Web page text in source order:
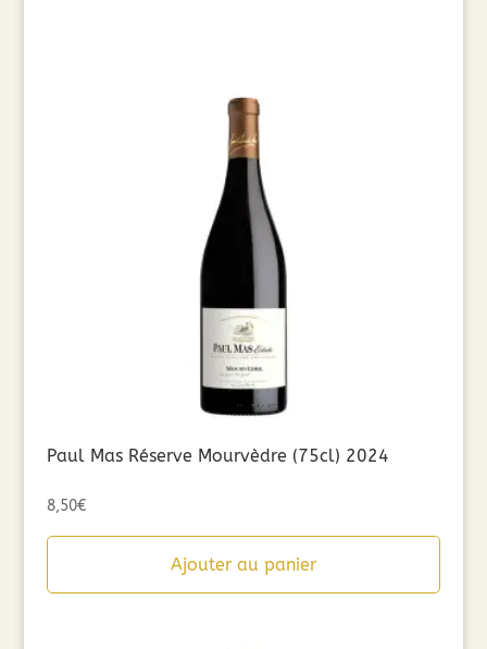
Paul Mas Réserve Mourvèdre (75cl) 2024
8,50€
Ajouter au panier